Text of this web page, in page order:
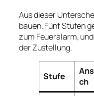
Aus dieser
bauen. Fünf Stufen
zum Feueralarm,
der Zustellung.
Stufe
ch